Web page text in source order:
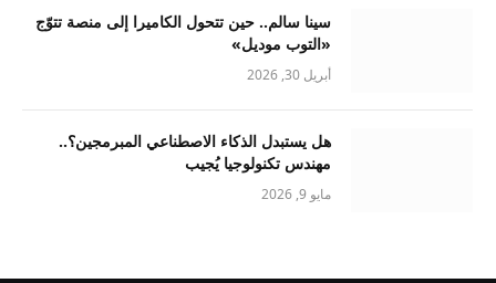
سينا سالم.. حين تتحول الكاميرا إلى منصة تتوّج
«التوب موديل»
أبريل 30, 2026
هل يستبدل الذكاء الاصطناعي المبرمجين؟..
مهندس تكنولوجيا يُجيب
مايو 9, 2026